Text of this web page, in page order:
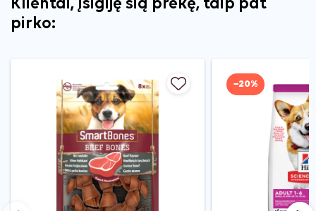
Klientai, įsigiję šią prekę, taip pat
pirko:
−20%